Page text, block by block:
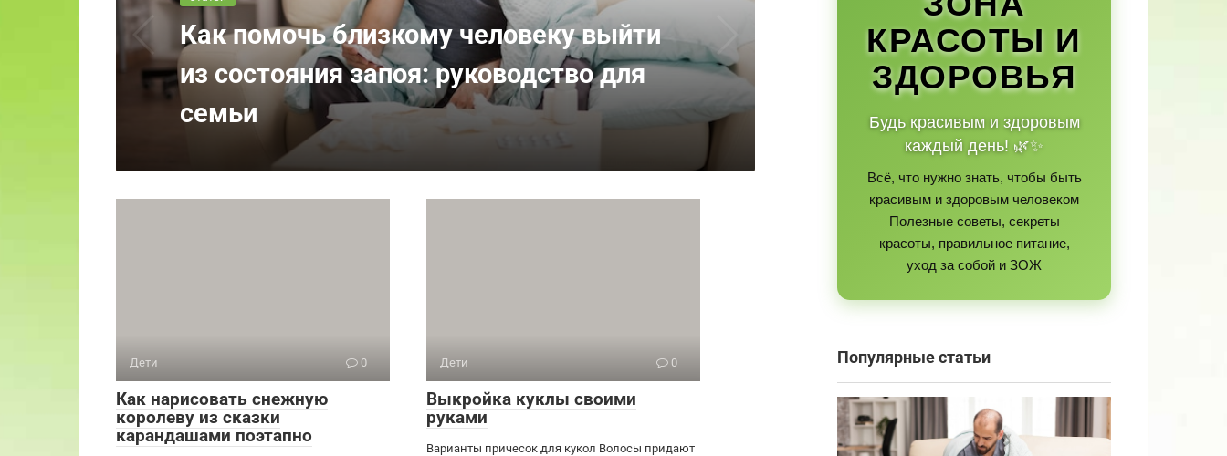
Как помочь близкому человеку выйти
из состояния запоя: руководство для
семьи
Технические факторы
бизнеса на картах
Дети 0
Как нарисовать снежную
королеву из сказки
карандашами поэтапно
Дети 0
Выкройка куклы своими
руками
Варианты причесок для кукол Волосы придают
КРАСОТЫ И
ЗДОРОВЬЯ
Будь красивым и здоровым
каждый день! 🌿✨
Всё, что нужно знать, чтобы быть
красивым и здоровым человеком
Полезные советы, секреты
красоты, правильное питание,
уход за собой и ЗОЖ
Популярные статьи